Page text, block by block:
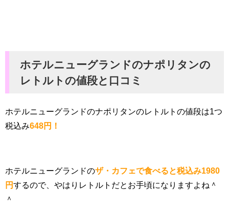
ホテルニューグランドのナポリタンの
レトルトの値段と口コミ
ホテルニューグランドのナポリタンのレトルトの値段は1つ
税込み648円！
ホテルニューグランドのザ・カフェで食べると税込み1980
円するので、やはりレトルトだとお手頃になりますよね＾
＾